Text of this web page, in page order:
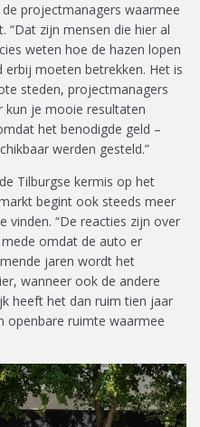
projectmanagers waarmee
“Dat zijn mensen die hier al
weten hoe de hazen lopen
moeten betrekken. Het is
steden, projectmanagers
kun je mooie resultaten
het benodigde geld –
werden gesteld.”
Tilburgse kermis op het
begint ook steeds meer
vinden. “De reacties zijn over
omdat de auto er
jaren wordt het
wanneer ook de andere
heeft het dan ruim tien jaar
openbare ruimte waarmee